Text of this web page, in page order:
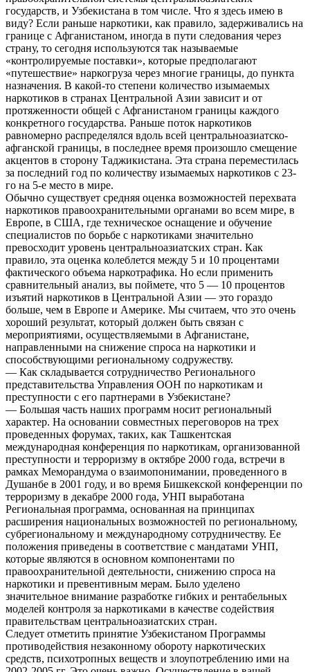
государств, и Узбекистана в том числе. Что я здесь имею в
виду? Если раньше наркотики, как правило, задерживались на
границе с Афганистаном, иногда в пути следования через
страну, то сегодня используются так называемые
«контролируемые поставки», которые предполагают
«путешествие» наркогруза через многие границы, до пункта
назначения. В какой-то степени количество изымаемых
наркотиков в странах Центральной Азии зависит и от
протяженности общей с Афганистаном границы каждого
конкретного государства. Раньше поток наркотиков
равномерно распределялся вдоль всей центральноазиатско-
афганской границы, в последнее время произошло смещение
акцентов в сторону Таджикистана. Эта страна переместилась
за последний год по количеству изымаемых наркотиков с 23-
го на 5-е место в мире.
Обычно существует средняя оценка возможностей перехвата
наркотиков правоохранительными органами во всем мире, в
Европе, в США, где техническое оснащение и обучение
специалистов по борьбе с наркотиками значительно
превосходит уровень центральноазиатских стран. Как
правило, эта оценка колеблется между 5 и 10 процентами
фактического объема наркотрафика. Но если применить
сравнительный анализ, вы поймете, что 5 — 10 процентов
изъятий наркотиков в Центральной Азии — это гораздо
больше, чем в Европе и Америке. Мы считаем, что это очень
хороший результат, который должен быть связан с
мероприятиями, осуществляемыми в Афганистане,
направленными на снижение спроса на наркотики и
способствующими региональному содружеству.
— Как складывается сотрудничество Регионального
представительства Управления ООН по наркотикам и
преступности с его партнерами в Узбекистане?
— Большая часть наших программ носит региональный
характер. На основании совместных переговоров на трех
проведенных форумах, таких, как Ташкентская
международная конференция по наркотикам, организованной
преступности и терроризму в октябре 2000 года, встречи в
рамках Меморандума о взаимопонимании, проведенного в
Душанбе в 2001 году, и во время Бишкекской конференции по
терроризму в декабре 2000 года, УНП выработана
Региональная программа, основанная на принципах
расширения национальных возможностей по региональному,
субрегиональному и международному сотрудничеству. Ее
положения приведены в соответствие с мандатами УНП,
которые являются в основном компонентами по
правоохранительной деятельности, снижению спроса на
наркотики и превентивным мерам. Было уделено
значительное внимание разработке гибких и рентабельных
моделей контроля за наркотиками в качестве содействия
правительствам центральноазиатских стран.
Следует отметить принятие Узбекистаном Программы
противодействия незаконному обороту наркотических
средств, психотропных веществ и злоупотреблению ими на